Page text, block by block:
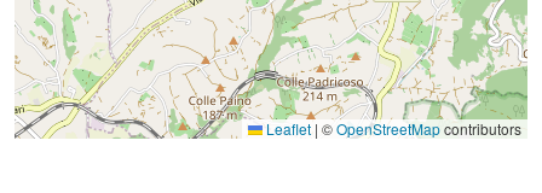
Leaflet | ©OpenStreetMapcontributors